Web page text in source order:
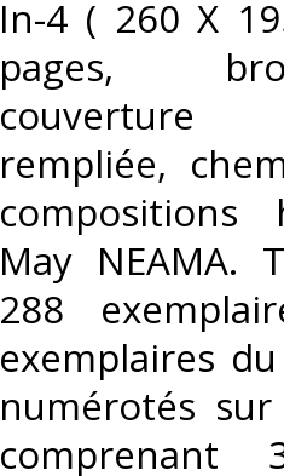
In-4 ( 260 X
pages,
rempliée,
compositions
May NEAMA.
288
exemplaires
numérotés